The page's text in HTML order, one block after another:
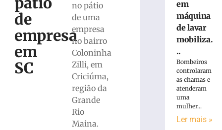
de
empresa
em
SC
no pátio
de uma
empresa
no bairro
Coloninha
Zilli, em
Criciúma,
região da
Grande
Rio
Maina.
Trabalhador
terceirizado
queda
em
máquina
de lavar
mobiliza.
..
Bombeiros
controlaram
as chamas e
atenderam
uma
mulher...
Ler mais »